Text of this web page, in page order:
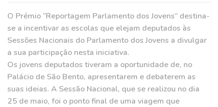
O Prémio “Reportagem Parlamento dos Jovens” destina-
se a incentivar as escolas que elejam deputados às
Sessões Nacionais do Parlamento dos Jovens a divulgar
a sua participação nesta iniciativa.
Os jovens deputados tiveram a oportunidade de, no
Palácio de São Bento, apresentarem e debaterem as
suas ideias. A Sessão Nacional, que se realizou no dia
25 de maio, foi o ponto final de uma viagem que